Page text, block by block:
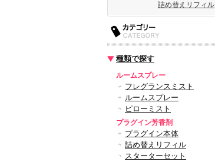
詰め替えリフィル
種類で探す
ルームスプレー
フレグランスミスト
ルームスプレー
ピローミスト
プラグイン芳香剤
プラグイン本体
詰め替えリフィル
スターターセット